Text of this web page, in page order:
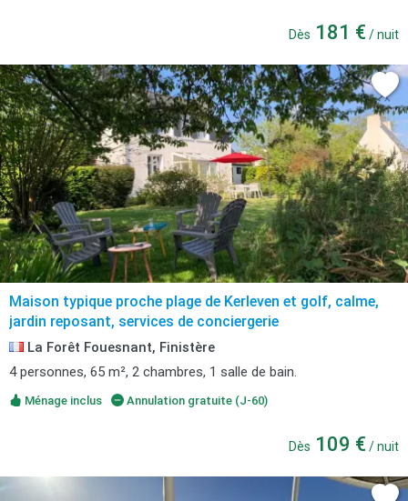
Dès 181 € / nuit
Maison typique proche plage de Kerleven et golf, calme,
jardin reposant, services de conciergerie
La Forêt Fouesnant, Finistère
4 personnes, 65 m², 2 chambres, 1 salle de bain.
Ménage inclus Annulation gratuite (J-60)
Dès 109 € / nuit